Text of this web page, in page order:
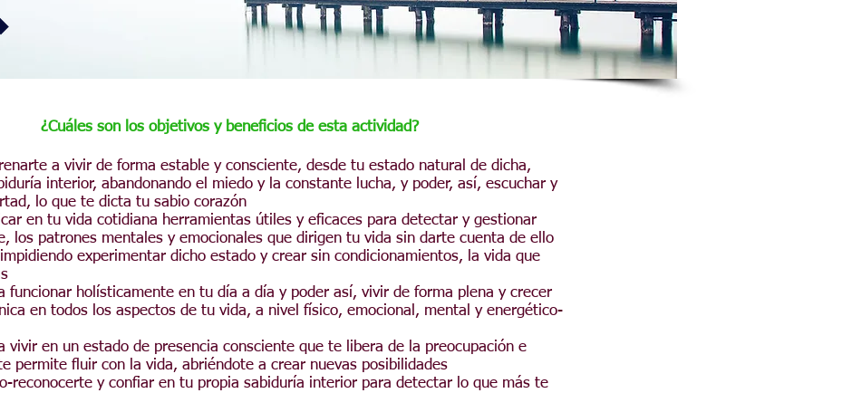
¿Cuáles son los objetivos y beneficios de esta actividad?
a vivir de forma estable y consciente, desde tu estado natural de dicha,
interior, abandonando el miedo y la constante lucha, y poder, así, escuchar y
lo que te dicta tu sabio corazón
en tu vida cotidiana herramientas útiles y eficaces para detectar y gestionar
los patrones mentales y emocionales que dirigen tu vida sin darte cuenta de ello
experimentar dicho estado y crear sin condicionamientos, la vida que
funcionar holísticamente en tu día a día y poder así, vivir de forma plena y crecer
en todos los aspectos de tu vida, a nivel físico, emocional, mental y energético-
vivir en un estado de presencia consciente que te libera de la preocupación e
permite fluir con la vida, abriéndote a crear nuevas posibilidades
reconocerte y confiar en tu propia sabiduría interior para detectar lo que más te